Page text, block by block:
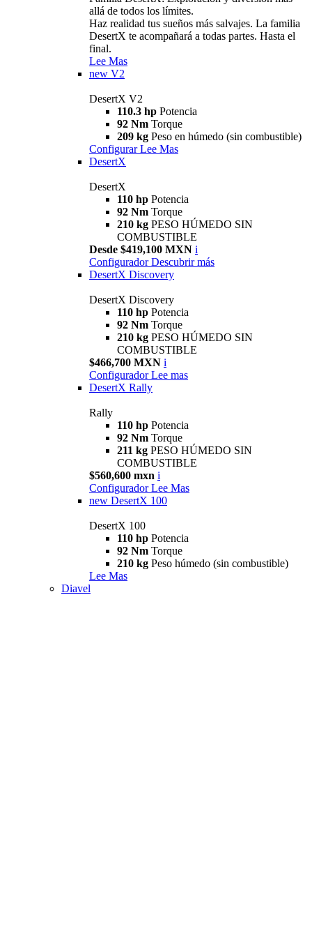
allá de todos los límites.
Haz realidad tus sueños más salvajes. La familia
DesertX te acompañará a todas partes. Hasta el
final.
Lee Mas
new V2
DesertX V2
110.3 hp Potencia
92 Nm Torque
209 kg Peso en húmedo (sin combustible)
Configurar Lee Mas
DesertX
DesertX
110 hp Potencia
92 Nm Torque
210 kg PESO HÚMEDO SIN
COMBUSTIBLE
Desde $419,100 MXN i
Configurador Descubrir más
DesertX Discovery
DesertX Discovery
110 hp Potencia
92 Nm Torque
210 kg PESO HÚMEDO SIN
COMBUSTIBLE
$466,700 MXN i
Configurador Lee mas
DesertX Rally
Rally
110 hp Potencia
92 Nm Torque
211 kg PESO HÚMEDO SIN
COMBUSTIBLE
$560,600 mxn i
Configurador Lee Mas
new DesertX 100
DesertX 100
110 hp Potencia
92 Nm Torque
210 kg Peso húmedo (sin combustible)
Lee Mas
Diavel